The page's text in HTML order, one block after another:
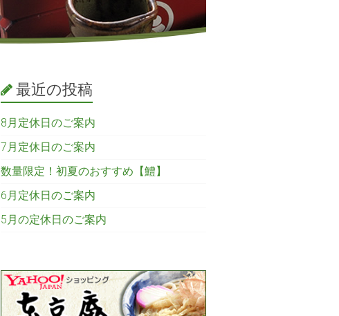
最近の投稿
8月定休日のご案内
7月定休日のご案内
数量限定！初夏のおすすめ【鱧】
6月定休日のご案内
5月の定休日のご案内